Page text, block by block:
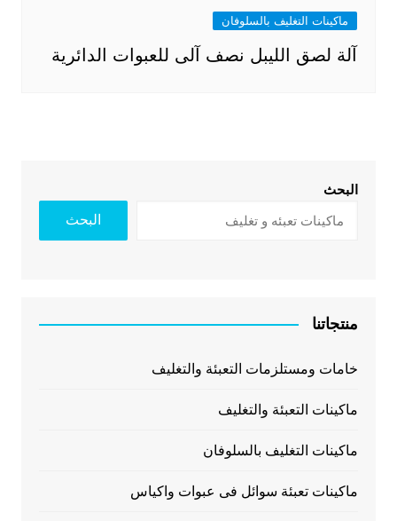
ماكينات التغليف بالسلوفان
آلة لصق الليبل نصف آلى للعبوات الدائرية
البحث
البحث
منتجاتنا
خامات ومستلزمات التعبئة والتغليف
ماكينات التعبئة والتغليف
ماكينات التغليف بالسلوفان
ماكينات تعبئة سوائل فى عبوات واكياس